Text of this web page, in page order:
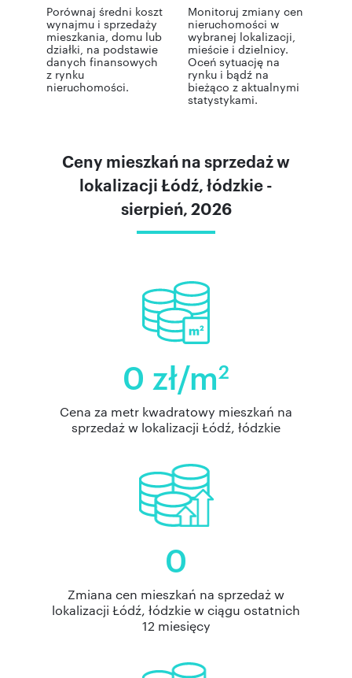
Porównaj średni koszt
wynajmu i sprzedaży
mieszkania, domu lub
działki, na podstawie
danych finansowych
z rynku
nieruchomości.
Monitoruj zmiany cen
nieruchomości w
wybranej lokalizacji,
mieście i dzielnicy.
Oceń sytuację na
rynku i bądź na
bieżąco z aktualnymi
statystykami.
Ceny mieszkań na sprzedaż w
lokalizacji Łódź, łódzkie -
sierpień, 2026
0 zł/m2
Cena za metr kwadratowy mieszkań na
sprzedaż w lokalizacji Łódź, łódzkie
0
Zmiana cen mieszkań na sprzedaż w
lokalizacji Łódź, łódzkie w ciągu ostatnich
12 miesięcy